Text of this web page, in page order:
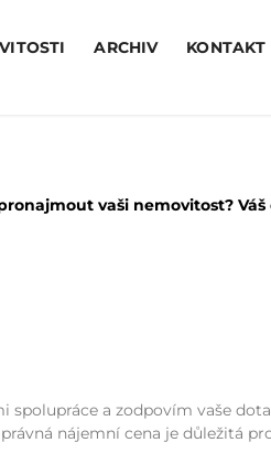
ARCHIV KONTAKT
vaši nemovitost?
spolupráce a zodpovím vaše
nájemní cena je důležitá